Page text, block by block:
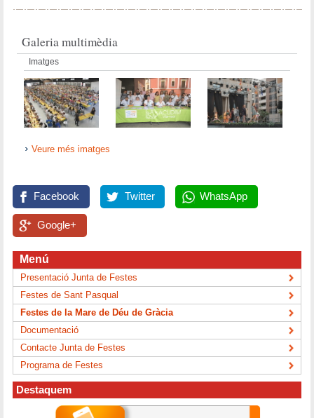
Galeria multimèdia
Imatges
Veure més imatges
Facebook Twitter WhatsApp
Google+
Menú
Presentació Junta de Festes
Festes de Sant Pasqual
Festes de la Mare de Déu de Gràcia
Documentació
Contacte Junta de Festes
Programa de Festes
Destaquem